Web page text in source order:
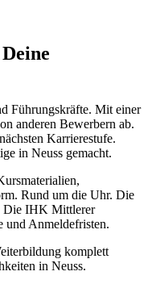
Führungskräfte. Mit einer
anderen Bewerbern ab.
Karrierestufe.
in Neuss gemacht.
Rund um die Uhr. Die
Die IHK Mittlerer
und Anmeldefristen.
komplett
in Neuss.